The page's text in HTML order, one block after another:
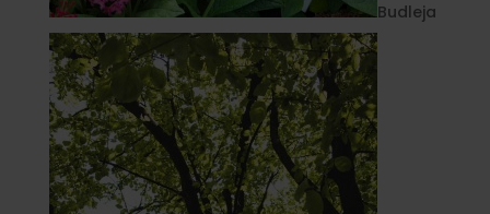
Budleja